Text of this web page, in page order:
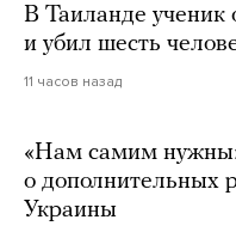
В Таиланде ученик
и убил шесть
11 часов назад
«Нам самим
о дополнительных
Украины